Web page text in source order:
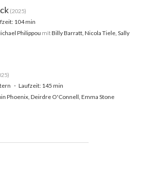
(2025)
104 min
Philippou mitBilly Barratt, Nicola Tiele, Sally
Laufzeit: 145 min
Phoenix, Deirdre O'Connell, Emma Stone